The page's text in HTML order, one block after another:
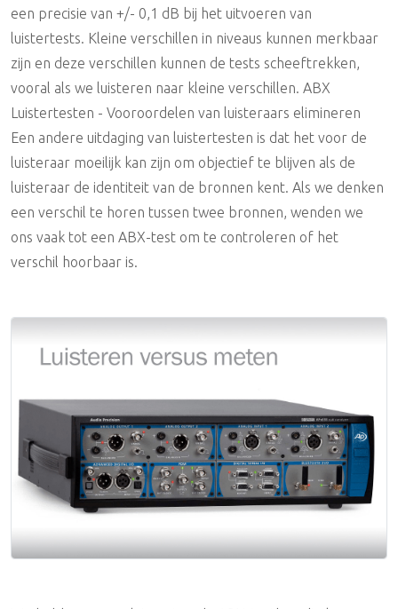
een precisie van +/- 0,1 dB bij het uitvoeren van
luistertests. Kleine verschillen in niveaus kunnen merkbaar
zijn en deze verschillen kunnen de tests scheeftrekken,
vooral als we luisteren naar kleine verschillen. ABX
Luistertesten - Vooroordelen van luisteraars elimineren
Een andere uitdaging van luistertesten is dat het voor de
luisteraar moeilijk kan zijn om objectief te blijven als de
luisteraar de identiteit van de bronnen kent. Als we denken
een verschil te horen tussen twee bronnen, wenden we
ons vaak tot een ABX-test om te controleren of het
verschil hoorbaar is.
Accessoires
Audio Distributie Digitaal
Synchronizers & Machine Control
Accessoires
Digitale kabel
Analoge Multikabel
Digitale Multikabel
Coax Kabel
UTP/FTP/STP
Stroomvoorziening
UTP
Adapters
Data Storage / NAS
DAW (Workstations)
Meubilair / Racks / 19 Inch
Microfoons
Miniatuur Microfoons
Headband Microfoons
Microfoon statieven
Popfilters & Windkappen
Schaararmen (Angle Poise)
Adapters & Shockmounts
Mixers / Summing
Monitoring
Eindversterkers
Hoofdtelefoon Versterkers
Active Room Correction
PPM/Vu/Loudnessmeters
Multifunctionele Meters
Monitorstatieven / Ophanging
Equalizers
DI Boxes & Mic Splitters
Reverbs
Miscellaneous
Accessoires
Software / Plug-ins
Video Toebehoren